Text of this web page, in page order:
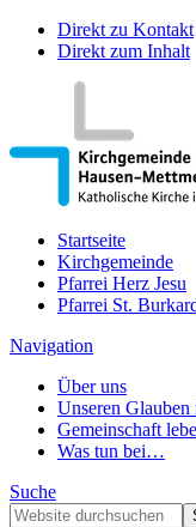
Direkt zu Kontakt
Direkt zum Inhalt
Startseite
Kirchgemeinde
Pfarrei Herz Jesu
Pfarrei St.
Navigation
Über uns
Unseren Glauben
Gemeinschaft
Was tun bei…
Suche